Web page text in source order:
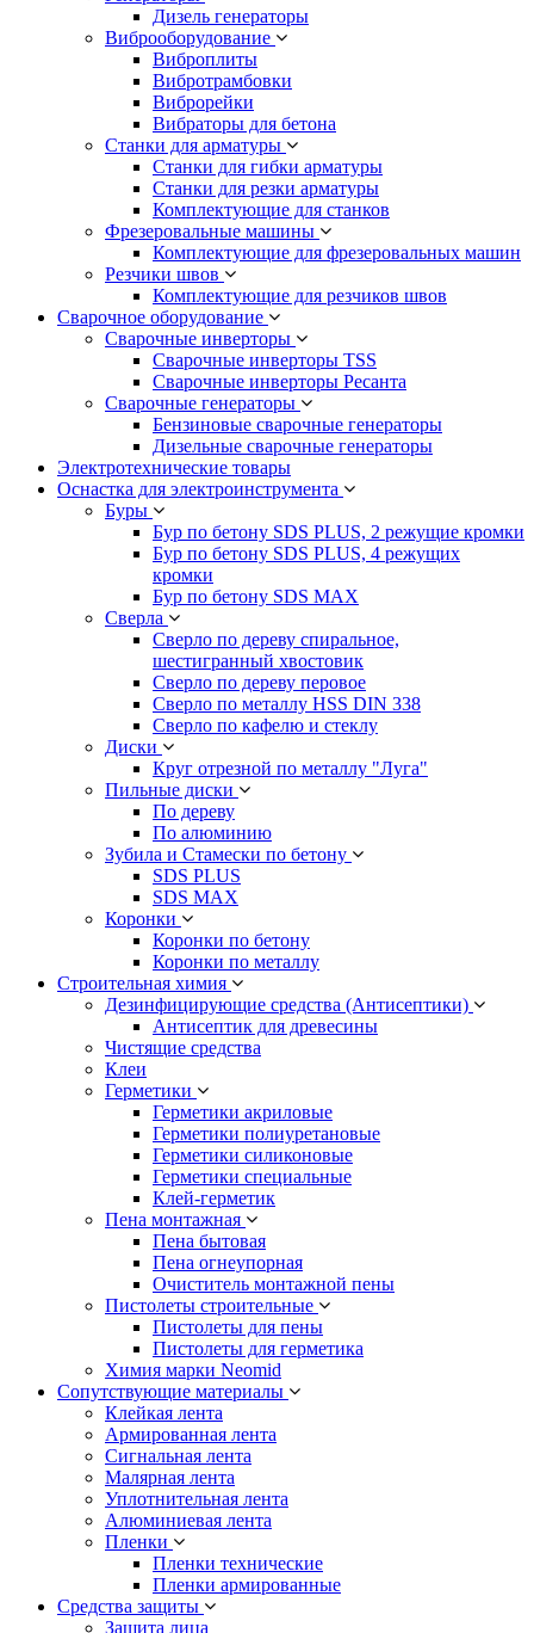
Дизель генераторы
Виброоборудование
Виброплиты
Вибротрамбовки
Виброрейки
Вибраторы для бетона
Станки для арматуры
Станки для гибки арматуры
Станки для резки арматуры
Комплектующие для станков
Фрезеровальные машины
Комплектующие для фрезеровальных машин
Резчики швов
Комплектующие для резчиков швов
Сварочное оборудование
Сварочные инверторы
Сварочные инверторы TSS
Сварочные инверторы Ресанта
Сварочные генераторы
Бензиновые сварочные генераторы
Дизельные сварочные генераторы
Электротехнические товары
Оснастка для электроинструмента
Буры
Бур по бетону SDS PLUS, 2 режущие кромки
Бур по бетону SDS PLUS, 4 режущих
кромки
Бур по бетону SDS MAX
Сверла
Сверло по дереву спиральное,
шестигранный хвостовик
Сверло по дереву перовое
Сверло по металлу HSS DIN 338
Сверло по кафелю и стеклу
Диски
Круг отрезной по металлу "Луга"
Пильные диски
По дереву
По алюминию
Зубила и Стамески по бетону
SDS PLUS
SDS MAX
Коронки
Коронки по бетону
Коронки по металлу
Строительная химия
Дезинфицирующие средства (Антисептики)
Антисептик для древесины
Чистящие средства
Клеи
Герметики
Герметики акриловые
Герметики полиуретановые
Герметики силиконовые
Герметики специальные
Клей-герметик
Пена монтажная
Пена бытовая
Пена огнеупорная
Очиститель монтажной пены
Пистолеты строительные
Пистолеты для пены
Пистолеты для герметика
Химия марки Neomid
Сопутствующие материалы
Клейкая лента
Армированная лента
Сигнальная лента
Малярная лента
Уплотнительная лента
Алюминиевая лента
Пленки
Пленки технические
Пленки армированные
Средства защиты
Защита лица